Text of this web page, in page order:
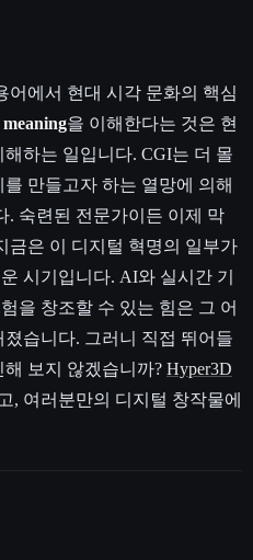
어에서 현대 시각 문화의 핵심
을 이해한다는 것은 현
하는 일입니다. CGI는 더 몰
만들고자 하는 열망에 의해
. 숙련된 전문가이든 이제 막
금은 이 디지털 혁명의 일부가
시기입니다. AI와 실시간 기
을 창조할 수 있는 힘은 그 어
습니다. 그러니 직접 뛰어들
보지 않겠습니까? Hyper3D
, 여러분만의 디지털 창작물에